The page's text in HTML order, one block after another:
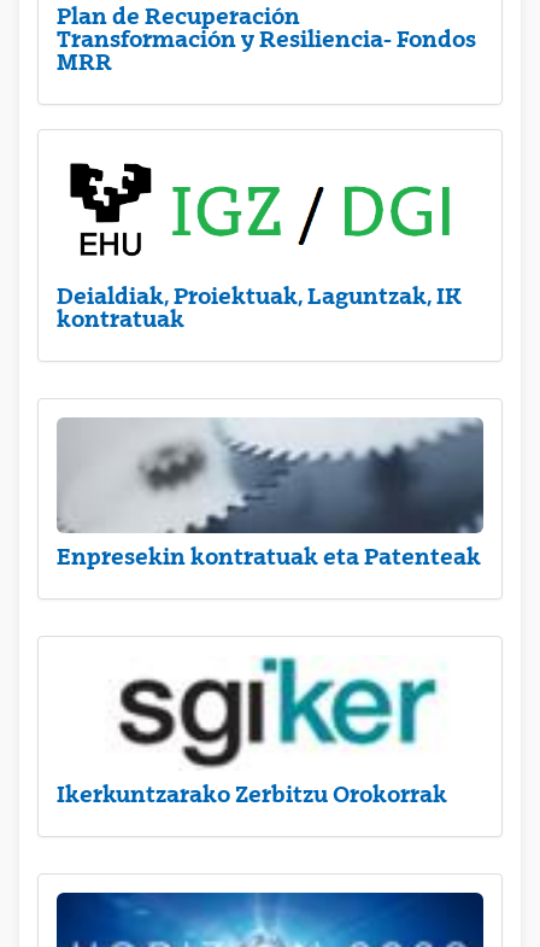
Plan de Recuperación
Transformación y Resiliencia- Fondos
MRR
Deialdiak, Proiektuak, Laguntzak, IK
kontratuak
Enpresekin kontratuak eta Patenteak
Ikerkuntzarako Zerbitzu Orokorrak